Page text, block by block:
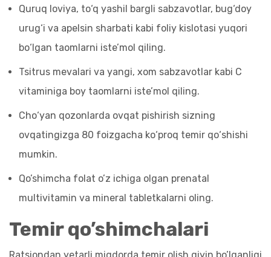
Quruq loviya, to‘q yashil bargli sabzavotlar, bug‘doy
urug‘i va apelsin sharbati kabi foliy kislotasi yuqori
bo‘lgan taomlarni iste’mol qiling.
Tsitrus mevalari va yangi, xom sabzavotlar kabi C
vitaminiga boy taomlarni iste’mol qiling.
Cho‘yan qozonlarda ovqat pishirish sizning
ovqatingizga 80 foizgacha ko‘proq temir qo‘shishi
mumkin.
Qo’shimcha folat o’z ichiga olgan prenatal
multivitamin va mineral tabletkalarni oling.
Temir qo’shimchalari